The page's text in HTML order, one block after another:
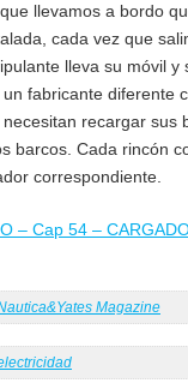
llevamos a bordo
cada vez que
lleva su móvil
fabricante diferente
recargar
barcos. Cada rincón
correspondiente.
– Cap 54 –
Magazine